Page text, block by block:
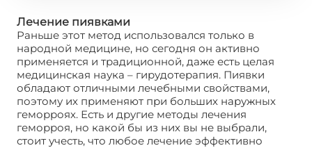
Лечение пиявками
Раньше этот метод использовался только в
народной медицине, но сегодня он активно
применяется и традиционной, даже есть целая
медицинская наука – гирудотерапия. Пиявки
обладают отличными лечебными свойствами,
поэтому их применяют при больших наружных
геморроях. Есть и другие методы лечения
геморроя, но какой бы из них вы не выбрали,
стоит учесть, что любое лечение эффективно